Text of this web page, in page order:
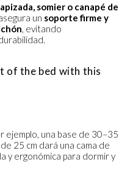
somier o canapé de
un soporte firme y
, evitando
of the bed with this
ejemplo, una base de 30–35
25 cm dará una cama de
y ergonómica para dormir y